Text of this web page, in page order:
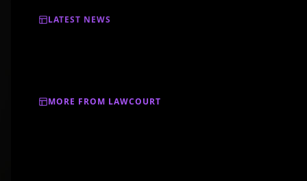
LATEST NEWS
MORE FROM LAWCOURT